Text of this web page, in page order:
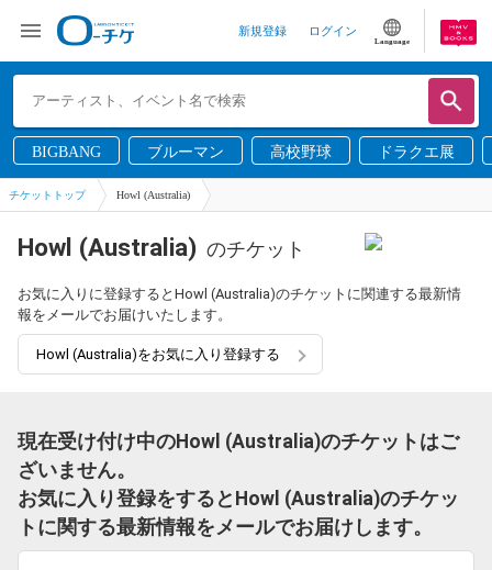
新規登録 ログイン
Language
BIGBANG ブルーマン 高校野球 ドラクエ展
チケットトップ Howl (Australia)
Howl (Australia) のチケット
お気に入りに登録するとHowl (Australia)のチケットに関連する最新情
報をメールでお届けいたします。
Howl (Australia)をお気に入り登録する
現在受け付け中のHowl (Australia)のチケットはご
ざいません。
お気に入り登録をするとHowl (Australia)のチケッ
トに関する最新情報をメールでお届けします。